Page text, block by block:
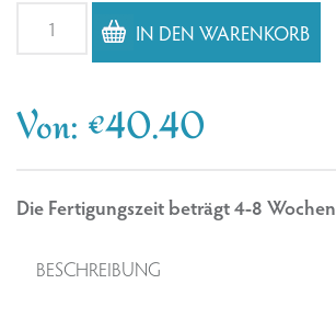
Kosmetiktasche
Hund,
Menge
IN DEN WARENKORB
Von: €40.40
Die Fertigungszeit beträgt 4-8 Wochen
BESCHREIBUNG